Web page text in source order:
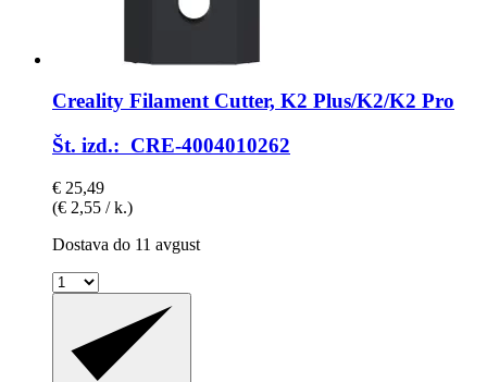
Creality Filament Cutter, K2 Plus/K2/K2 Pro
Št. izd.: CRE-4004010262
€ 25,49
(€ 2,55 / k.)
Dostava do 11 avgust